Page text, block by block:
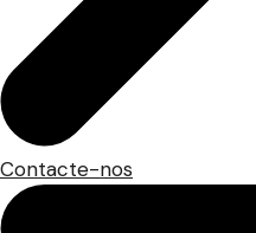
Contacte-nos